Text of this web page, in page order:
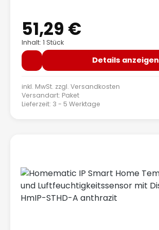
Regulärer Preis:
51,29 €
Inhalt: 1 Stück
Details anzeigen
inkl. MwSt. zzgl. Versandkosten
Versandart: Paket
Lieferzeit: 3 - 5 Werktage